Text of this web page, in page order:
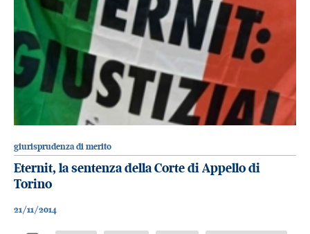
giurisprudenza di merito
Eternit, la sentenza della Corte di Appello di
Torino
21/11/2014